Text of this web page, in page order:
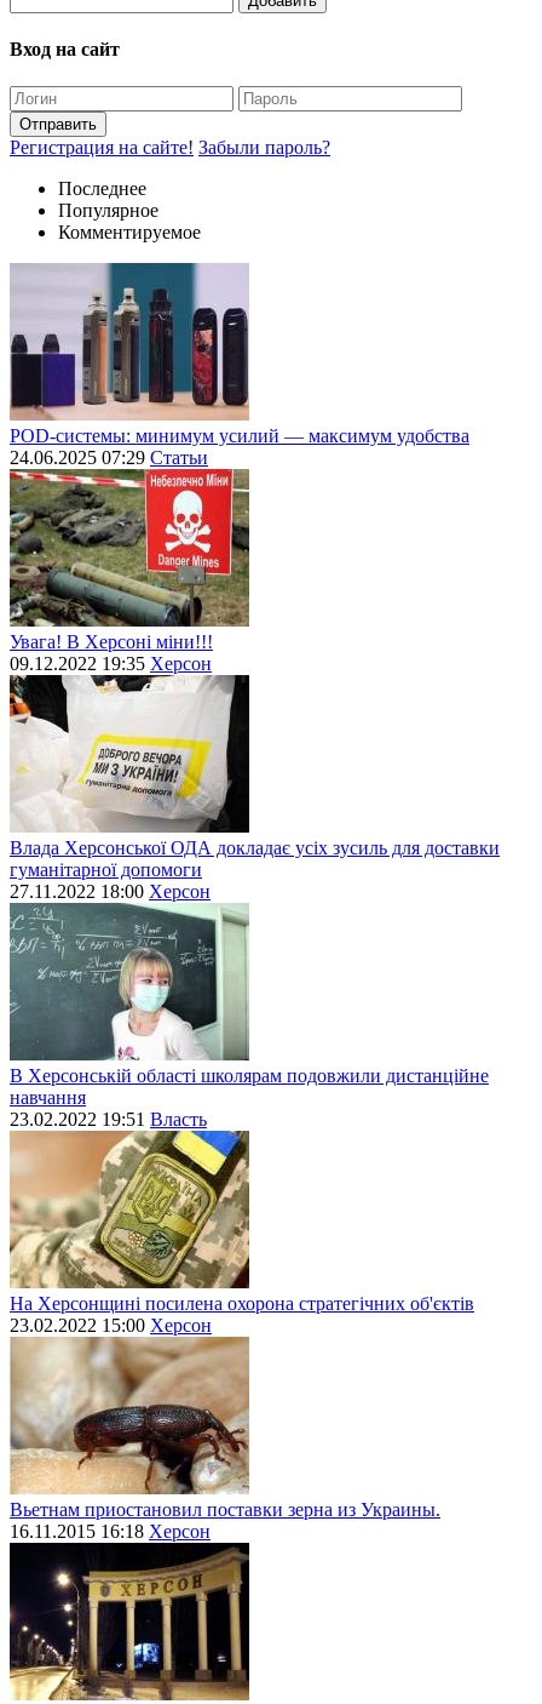
Вход на сайт
Отправить
Регистрация на сайте! Забыли пароль?
Последнее
Популярное
Комментируемое
POD-системы: минимум усилий — максимум удобства
24.06.2025 07:29 Статьи
Увага! В Херсоні міни!!!
09.12.2022 19:35 Херсон
Влада Херсонської ОДА докладає усіх зусиль для доставки
гуманітарної допомоги
27.11.2022 18:00 Херсон
В Херсонській області школярам подовжили дистанційне
навчання
23.02.2022 19:51 Власть
На Херсонщині посилена охорона стратегічних об'єктів
23.02.2022 15:00 Херсон
Вьетнам приостановил поставки зерна из Украины.
16.11.2015 16:18 Херсон